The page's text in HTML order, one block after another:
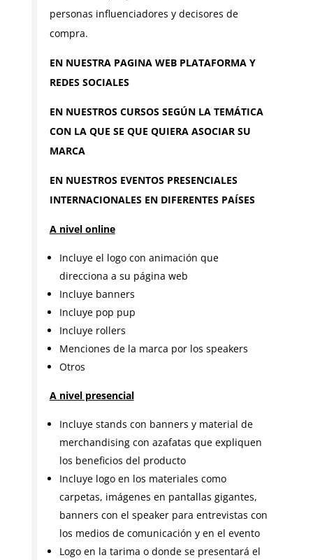
personas influenciadores y decisores de
compra.
EN NUESTRA PAGINA WEB PLATAFORMA Y
REDES SOCIALES
EN NUESTROS CURSOS SEGÚN LA TEMÁTICA
CON LA QUE SE QUE QUIERA ASOCIAR SU
MARCA
EN NUESTROS EVENTOS PRESENCIALES
INTERNACIONALES EN DIFERENTES PAÍSES
A nivel online
Incluye el logo con animación que
direcciona a su página web
Incluye banners
Incluye pop pup
Incluye rollers
Menciones de la marca por los speakers
Otros
A nivel presencial
Incluye stands con banners y material de
merchandising con azafatas que expliquen
los beneficios del producto
Incluye logo en los materiales como
carpetas, imágenes en pantallas gigantes,
banners con el speaker para entrevistas con
los medios de comunicación y en el evento
Logo en la tarima o donde se presentará el